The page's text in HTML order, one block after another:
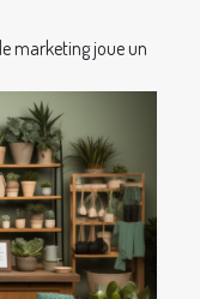
marketing joue un